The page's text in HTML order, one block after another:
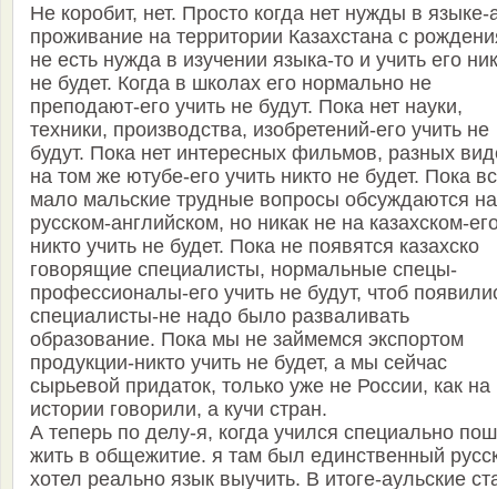
Не коробит, нет. Просто когда нет нужды в языке-
проживание на территории Казахстана с
не есть нужда в изучении языка-то и учить его
не будет. Когда в школах его нормально не
преподают-его учить не будут. Пока нет науки,
техники, производства, изобретений-его учить не
будут. Пока нет интересных фильмов, разных
на том же ютубе-его учить никто не будет. Пока
мало мальские трудные вопросы обсуждаются на
русском-английском, но никак не на казахском-
никто учить не будет. Пока не появятся казахско
говорящие специалисты, нормальные спецы-
профессионалы-его учить не будут, чтоб
специалисты-не надо было разваливать
образование. Пока мы не займемся экспортом
продукции-никто учить не будет, а мы сейчас
сырьевой придаток, только уже не России, как на
истории говорили, а кучи стран.
А теперь по делу-я, когда учился специально
жить в общежитие. я там был единственный
хотел реально язык выучить. В итоге-аульские